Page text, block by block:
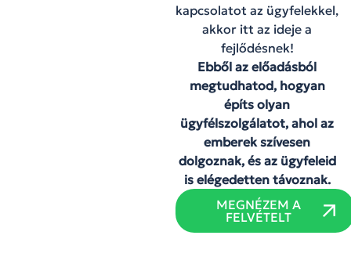
kapcsolatot az ügyfelekkel,
akkor itt az ideje a
fejlődésnek!
Ebből az előadásból
megtudhatod, hogyan
építs olyan
ügyfélszolgálatot, ahol az
emberek szívesen
dolgoznak, és az ügyfeleid
is elégedetten távoznak.
MEGNÉZEM A
FELVÉTELT